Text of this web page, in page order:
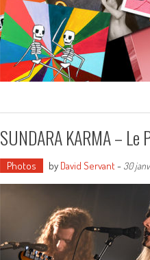
SUNDARA KARMA –
Photos by David Servant- 30